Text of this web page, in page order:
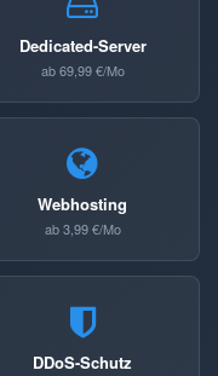
Dedicated-Server
ab 69,99 €/Mo
Webhosting
ab 3,99 €/Mo
DDoS-Schutz